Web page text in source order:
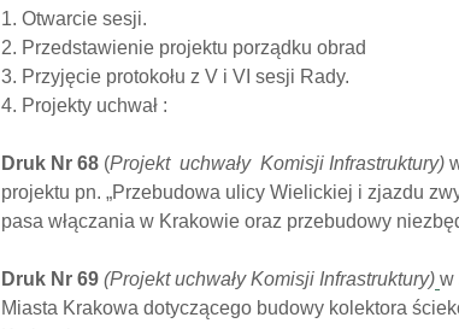
1. Otwarcie sesji.
2. Przedstawienie projektu porządku obrad
3. Przyjęcie protokołu z V i VI sesji Rady.
4. Projekty uchwał :
Druk Nr 68 (Projekt uchwały Komisji Infrastruktury)
projektu pn. „Przebudowa ulicy Wielickiej i zjazdu
pasa włączania w Krakowie oraz przebudowy
Druk Nr 69 (Projekt uchwały Komisji Infrastruktury) w
Miasta Krakowa dotyczącego budowy kolektora